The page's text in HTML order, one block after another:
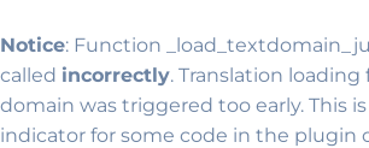
Notice: Function
called incorrectly. Translation loading
domain was triggered too early. This
indicator for some code in the plugin